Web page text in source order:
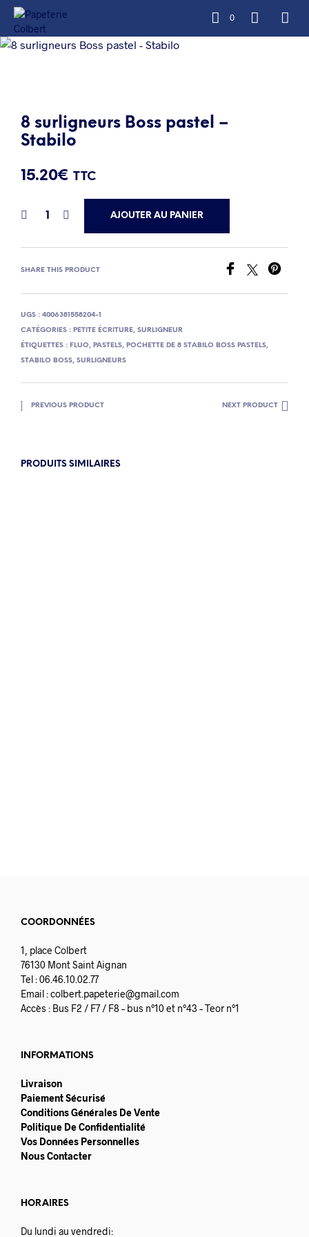
0
8 surligneurs Boss pastel –
Stabilo
15.20€ TTC
AJOUTER AU PANIER
SHARE THIS PRODUCT
UGS : 4006381558204-1
CATÉGORIES : PETITE ÉCRITURE, SURLIGNEUR
ÉTIQUETTES : FLUO, PASTELS, POCHETTE DE 8 STABILO BOSS PASTELS,
STABILO BOSS, SURLIGNEURS
PREVIOUS PRODUCT NEXT PRODUCT
PRODUITS SIMILAIRES
COORDONNÉES
1, place Colbert
76130 Mont Saint Aignan
Tel : 06.46.10.02.77
Email :colbert.papeterie@gmail.com
Accès : Bus F2 / F7 / F8 – bus n°10 et n°43 – Teor n°1
INFORMATIONS
Livraison
Paiement Sécurisé
Conditions Générales De Vente
Politique De Confidentialité
Vos Données Personnelles
Nous Contacter
HORAIRES
Du lundi au vendredi: